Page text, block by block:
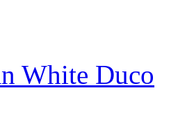
White Duco